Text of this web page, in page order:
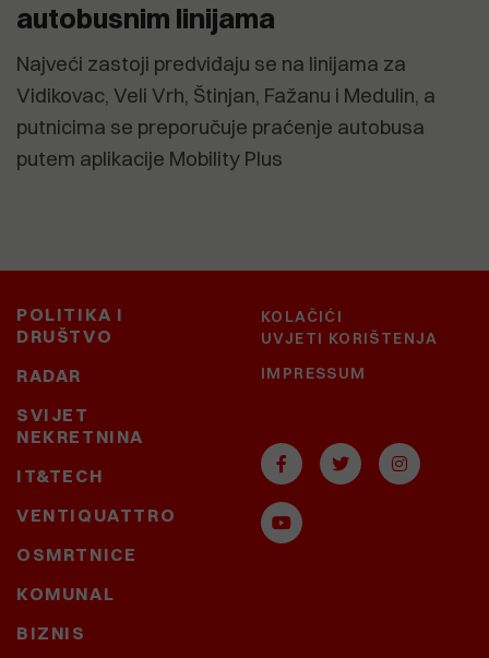
autobusnim linijama
Najveći zastoji predviđaju se na linijama za
Vidikovac, Veli Vrh, Štinjan, Fažanu i Medulin, a
putnicima se preporučuje praćenje autobusa
putem aplikacije Mobility Plus
POLITIKA I
DRUŠTVO
RADAR
SVIJET
NEKRETNINA
IT&TECH
VENTIQUATTRO
OSMRTNICE
KOMUNAL
BIZNIS
KOLAČIĆI
UVJETI KORIŠTENJA
IMPRESSUM